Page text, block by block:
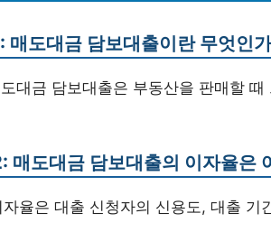
매도대금 담보대출이란 무엇인
대금 담보대출은 부동산을 판매할
매도대금 담보대출의 이자율은
율은 대출 신청자의 신용도, 대출 기